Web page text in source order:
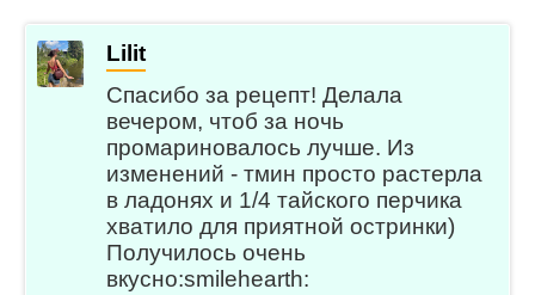
Lilit
Спасибо за рецепт! Делала
вечером, чтоб за ночь
промариновалось лучше. Из
изменений - тмин просто растерла
в ладонях и 1/4 тайского перчика
хватило для приятной остринки)
Получилось очень
вкусно:smilehearth: